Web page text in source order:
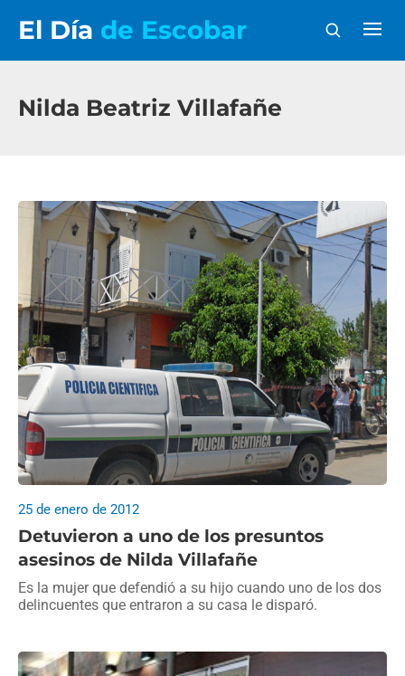
El Día de Escobar
Nilda Beatriz Villafañe
Detuvieron a uno de los presuntos
asesinos de Nilda Villafañe
25 de enero de 2012
Es la mujer que defendió a su hijo cuando uno de los dos
delincuentes que entraron a su casa le disparó.